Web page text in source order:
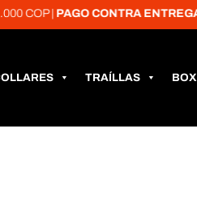
COP |PAGO CONTRA ENTREGA
TRAÍLLAS BOX